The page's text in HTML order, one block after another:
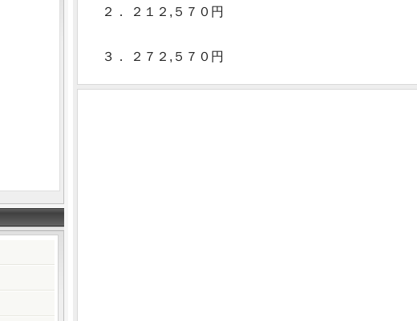
２． ２１２,５７０円
３． ２７２,５７０円